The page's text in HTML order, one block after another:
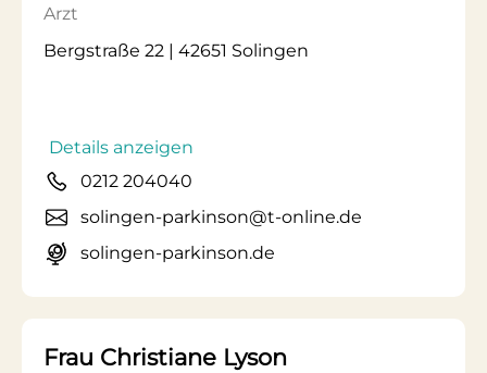
Arzt
Bergstraße 22 | 42651 Solingen
Details anzeigen
0212 204040
solingen-parkinson@t-online.de
solingen-parkinson.de
Frau Christiane Lyson